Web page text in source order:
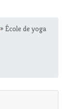
» École de yoga